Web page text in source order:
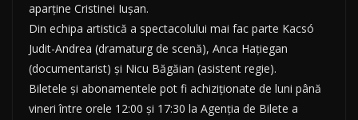
aparține Cristinei Iușan.
Din echipa artistică a spectacolului mai fac parte Kacsó
Judit-Andrea (dramaturg de scenă), Anca Haţiegan
(documentarist) și Nicu Băgăian (asistent regie).
Biletele şi abonamentele pot fi achiziţionate de luni până
vineri între orele 12:00 şi 17:30 la Agenţia de Bilete a